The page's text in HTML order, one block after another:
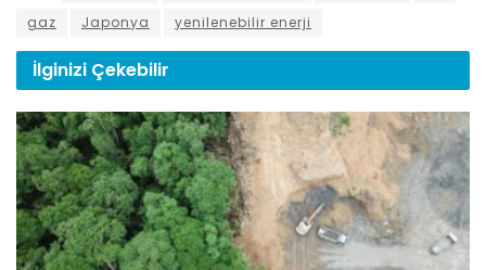
gaz
Japonya yenilenebilir enerji
İlginizi Çekebilir